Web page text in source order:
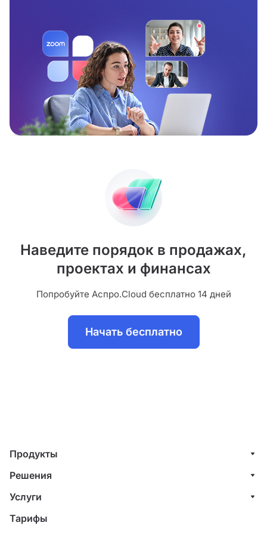
Наведите порядок в продажах,
проектах и финансах
Попробуйте Аспро.Cloud бесплатно 14 дней
Начать бесплатно
Продукты
Управление клиентами (CRM)
Проекты
Финансы
Решения
ИТ-компании
Строительные компании
Услуги
Внедрение системы управления клиентами
Тарифы